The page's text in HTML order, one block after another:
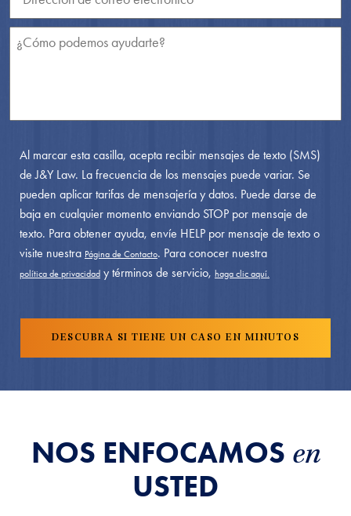
Al marcar esta casilla, acepta recibir mensajes de texto (SMS)
de J&Y Law. La frecuencia de los mensajes puede variar. Se
pueden aplicar tarifas de mensajería y datos. Puede darse de
baja en cualquier momento enviando STOP por mensaje de
texto. Para obtener ayuda, envíe HELP por mensaje de texto o
visite nuestra Página de Contacto. Para conocer nuestra
política de privacidad y términos de servicio, haga clic aquí.
NOS ENFOCAMOS en
USTED